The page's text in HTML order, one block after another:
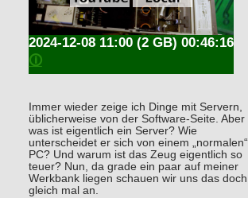
(2 GB) 00:46:16
2024-12-08 11:00
🛈
Immer wieder zeige ich Dinge mit Servern,
üblicherweise von der Software-Seite. Aber
was ist eigentlich ein Server? Wie
unterscheidet er sich von einem „normalen“
PC? Und warum ist das Zeug eigentlich so
teuer? Nun, da grade ein paar auf meiner
Werkbank liegen schauen wir uns das doch
gleich mal an.